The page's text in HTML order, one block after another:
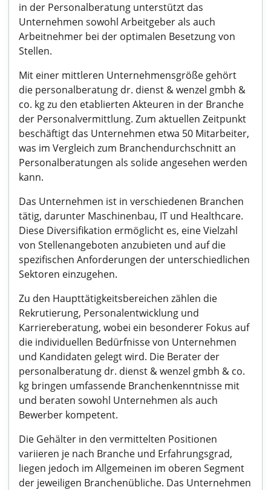
in der Personalberatung unterstützt das
Unternehmen sowohl Arbeitgeber als auch
Arbeitnehmer bei der optimalen Besetzung von
Stellen.
Mit einer mittleren Unternehmensgröße gehört
die personalberatung dr. dienst & wenzel gmbh &
co. kg zu den etablierten Akteuren in der Branche
der Personalvermittlung. Zum aktuellen Zeitpunkt
beschäftigt das Unternehmen etwa 50 Mitarbeiter,
was im Vergleich zum Branchendurchschnitt an
Personalberatungen als solide angesehen werden
kann.
Das Unternehmen ist in verschiedenen Branchen
tätig, darunter Maschinenbau, IT und Healthcare.
Diese Diversifikation ermöglicht es, eine Vielzahl
von Stellenangeboten anzubieten und auf die
spezifischen Anforderungen der unterschiedlichen
Sektoren einzugehen.
Zu den Haupttätigkeitsbereichen zählen die
Rekrutierung, Personalentwicklung und
Karriereberatung, wobei ein besonderer Fokus auf
die individuellen Bedürfnisse von Unternehmen
und Kandidaten gelegt wird. Die Berater der
personalberatung dr. dienst & wenzel gmbh & co.
kg bringen umfassende Branchenkenntnisse mit
und beraten sowohl Unternehmen als auch
Bewerber kompetent.
Die Gehälter in den vermittelten Positionen
variieren je nach Branche und Erfahrungsgrad,
liegen jedoch im Allgemeinen im oberen Segment
der jeweiligen Branchenübliche. Das Unternehmen